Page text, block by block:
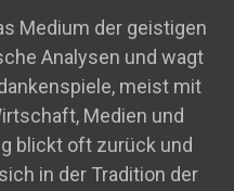
Medium der geistigen
Analysen und wagt
meist mit
Medien und
blickt oft zurück und
in der Tradition der